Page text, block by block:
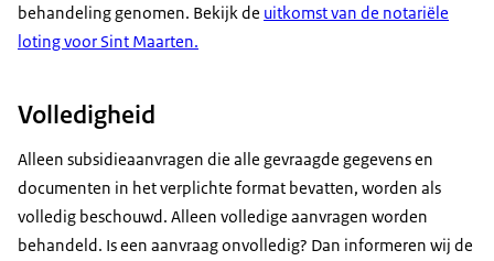
behandeling genomen. Bekijk de uitkomst van de notariële
loting voor Sint Maarten.
Volledigheid
Alleen subsidieaanvragen die alle gevraagde gegevens en
documenten in het verplichte format bevatten, worden als
volledig beschouwd. Alleen volledige aanvragen worden
behandeld. Is een aanvraag onvolledig? Dan informeren wij de